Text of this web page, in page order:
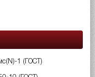
1 (ГОСТ)